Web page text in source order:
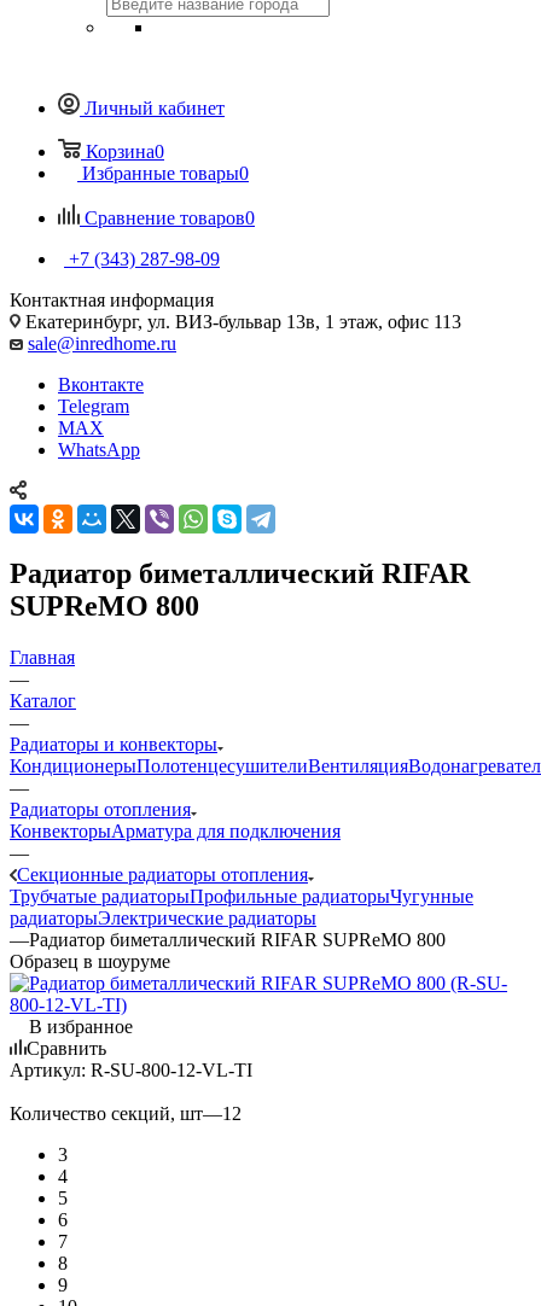
Личный кабинет
Корзина0
Избранные товары0
Сравнение товаров0
+7 (343) 287-98-09
Контактная информация
Екатеринбург, ул. ВИЗ-бульвар 13в, 1 этаж, офис 113
sale@inredhome.ru
Вконтакте
Telegram
MAX
WhatsApp
Радиатор биметаллический RIFAR
SUPReMO 800
Главная
—
Каталог
—
Радиаторы и конвекторы
КондиционерыПолотенцесушителиВентиляция
—
Радиаторы отопления
КонвекторыАрматура для подключения
—
Секционные радиаторы отопления
Трубчатые радиаторыПрофильные радиаторыЧугунные
радиаторыЭлектрические радиаторы
—Радиатор биметаллический RIFAR SUPReMO 800
Образец в шоуруме
В избранное
Сравнить
Артикул: R-SU-800-12-VL-TI
Количество секций, шт—12
3
4
5
6
7
8
9